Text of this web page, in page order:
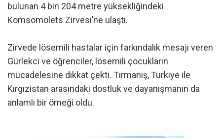
bulunan 4 bin 204 metre yüksekliğindeki
Komsomolets Zirvesi’ne ulaştı.
Zirvede lösemili hastalar için farkındalık mesajı veren
Gürlekci ve öğrenciler, lösemili çocukların
mücadelesine dikkat çekti. Tırmanış, Türkiye ile
Kırgızistan arasındaki dostluk ve dayanışmanın da
anlamlı bir örneği oldu.